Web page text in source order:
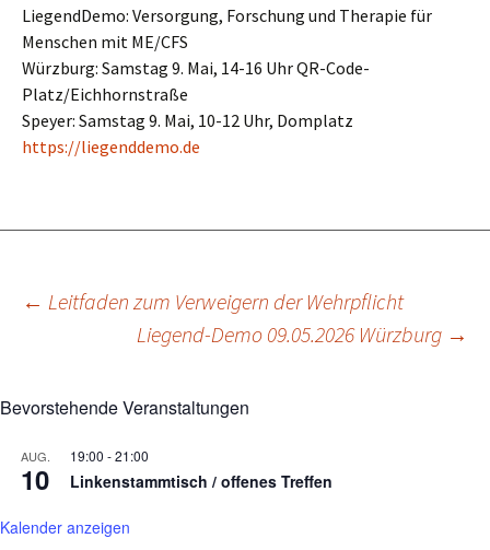
LiegendDemo: Versorgung, Forschung und Therapie für
Menschen mit ME/CFS
Würzburg: Samstag 9. Mai, 14-16 Uhr QR-Code-
Platz/Eichhornstraße
Speyer: Samstag 9. Mai, 10-12 Uhr, Domplatz
https://liegenddemo.de
Beitragsnavigation
← Leitfaden zum Verweigern der Wehrpflicht
Liegend-Demo 09.05.2026 Würzburg →
Bevorstehende Veranstaltungen
AUG.
10
19:00 -21:00
Linkenstammtisch / offenes Treffen
Kalender anzeigen